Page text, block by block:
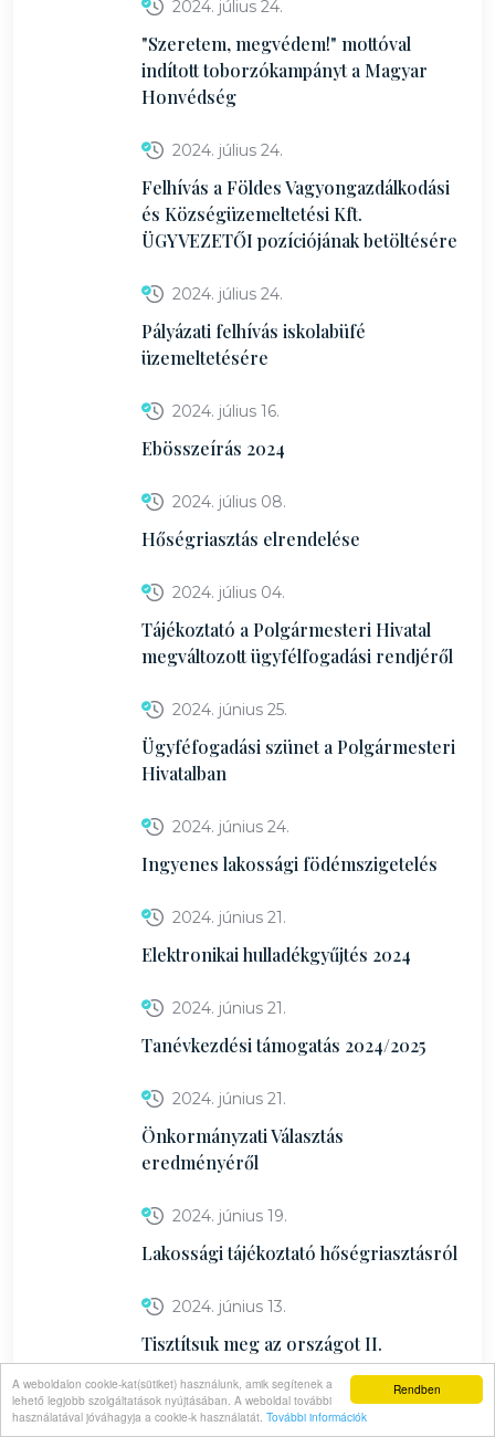
Rendben
A weboldalon cookie-kat(sütiket) használunk, amik segítenek a
lehető legjobb szolgáltatások nyújtásában. A weboldal további
használatával jóváhagyja a cookie-k használatát. További információk
2024. július 24.
"Szeretem, megvédem!" mottóval
indított toborzókampányt a Magyar
Honvédség
2024. július 24.
Felhívás a Földes Vagyongazdálkodási
és Községüzemeltetési Kft.
ÜGYVEZETŐI pozíciójának betöltésére
2024. július 24.
Pályázati felhívás iskolabüfé
üzemeltetésére
2024. július 16.
Ebösszeírás 2024
2024. július 08.
Hőségriasztás elrendelése
2024. július 04.
Tájékoztató a Polgármesteri Hivatal
megváltozott ügyfélfogadási rendjéről
2024. június 25.
Ügyféfogadási szünet a Polgármesteri
Hivatalban
2024. június 24.
Ingyenes lakossági födémszigetelés
2024. június 21.
Elektronikai hulladékgyűjtés 2024
2024. június 21.
Tanévkezdési támogatás 2024/2025
2024. június 21.
Önkormányzati Választás
eredményéről
2024. június 19.
Lakossági tájékoztató hőségriasztásról
2024. június 13.
Tisztítsuk meg az országot II.
2024. május 13.